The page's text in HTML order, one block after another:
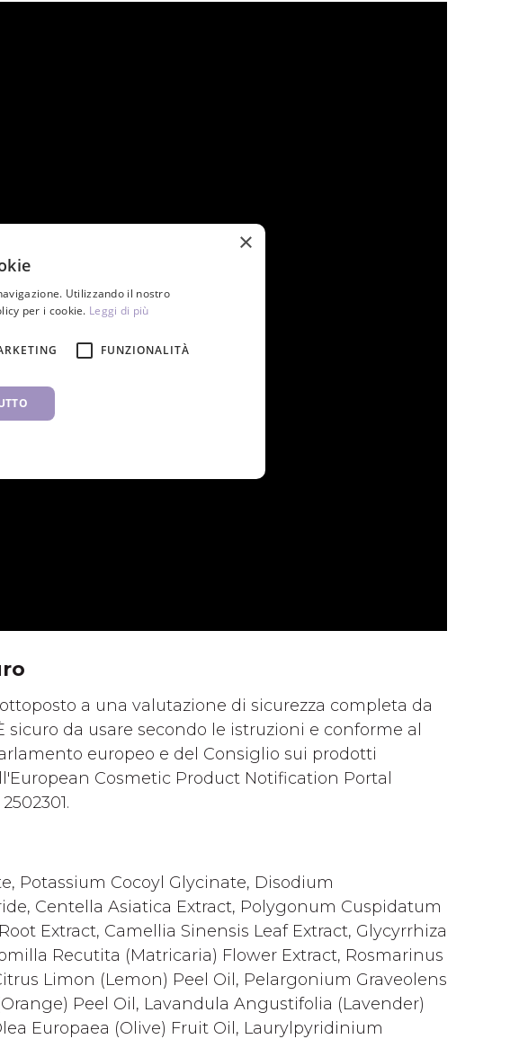
a una valutazione di sicurezza completa da
da usare secondo le istruzioni e conforme al
europeo e del Consiglio sui prodotti
Cosmetic Product Notification Portal
Potassium Cocoyl Glycinate, Disodium
Centella Asiatica Extract, Polygonum Cuspidatum
Extract, Camellia Sinensis Leaf Extract, Glycyrrhiza
Recutita (Matricaria) Flower Extract, Rosmarinus
Limon (Lemon) Peel Oil, Pelargonium Graveolens
Peel Oil, Lavandula Angustifolia (Lavender)
Europaea (Olive) Fruit Oil, Laurylpyridinium
×
Utilizzando il nostro
per i cookie. Leggi di più
FUNZIONALITÀ